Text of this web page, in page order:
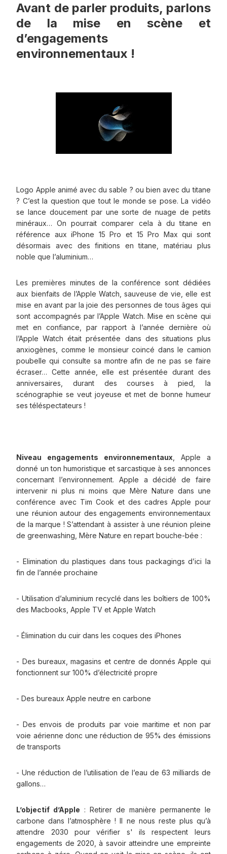
Avant de parler produits, parlons
de la mise en scène et
d’engagements
environnementaux !
Logo Apple animé avec du sable ? ou bien avec du titane
? C’est la question que tout le monde se pose. La vidéo
se lance doucement par une sorte de nuage de petits
minéraux… On pourrait comparer cela à du titane en
référence aux iPhone 15 Pro et 15 Pro Max qui sont
désormais avec des finitions en titane, matériau plus
noble que l’aluminium…
Les premières minutes de la conférence sont dédiées
aux bienfaits de l’Apple Watch, sauveuse de vie, elle est
mise en avant par la joie des personnes de tous âges qui
sont accompagnés par l’Apple Watch. Mise en scène qui
met en confiance, par rapport à l’année dernière où
l’Apple Watch était présentée dans des situations plus
anxiogènes, comme le monsieur coincé dans le camion
poubelle qui consulte sa montre afin de ne pas se faire
écraser… Cette année, elle est présentée durant des
anniversaires, durant des courses à pied, la
scénographie se veut joyeuse et met de bonne humeur
ses téléspectateurs !
Niveau engagements environnementaux , Apple a
donné un ton humoristique et sarcastique à ses annonces
concernant l’environnement. Apple a décidé de faire
intervenir ni plus ni moins que Mère Nature dans une
conférence avec Tim Cook et des cadres Apple pour
une réunion autour des engagements environnementaux
de la marque ! S’attendant à assister à une réunion pleine
de greenwashing, Mère Nature en repart bouche-bée :
- Elimination du plastiques dans tous packagings d’ici la
fin de l’année prochaine
- Utilisation d’aluminium recyclé dans les boîtiers de 100%
des Macbooks, Apple TV et Apple Watch
- Élimination du cuir dans les coques des iPhones
- Des bureaux, magasins et centre de donnés Apple qui
fonctionnent sur 100% d’électricité propre
- Des bureaux Apple neutre en carbone
- Des envois de produits par voie maritime et non par
voie aérienne donc une réduction de 95% des émissions
de transports
- Une réduction de l’utilisation de l’eau de 63 milliards de
gallons…
L’objectif d’Apple : Retirer de manière permanente le
carbone dans l’atmosphère ! Il ne nous reste plus qu’à
attendre 2030 pour vérifier s' ils respectent leurs
engagements de 2020, à savoir atteindre une empreinte